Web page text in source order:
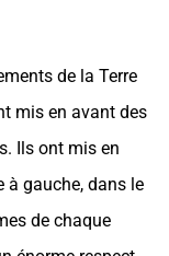
de la Terre
mis en avant des
Ils ont mis en
à gauche, dans le
de chaque